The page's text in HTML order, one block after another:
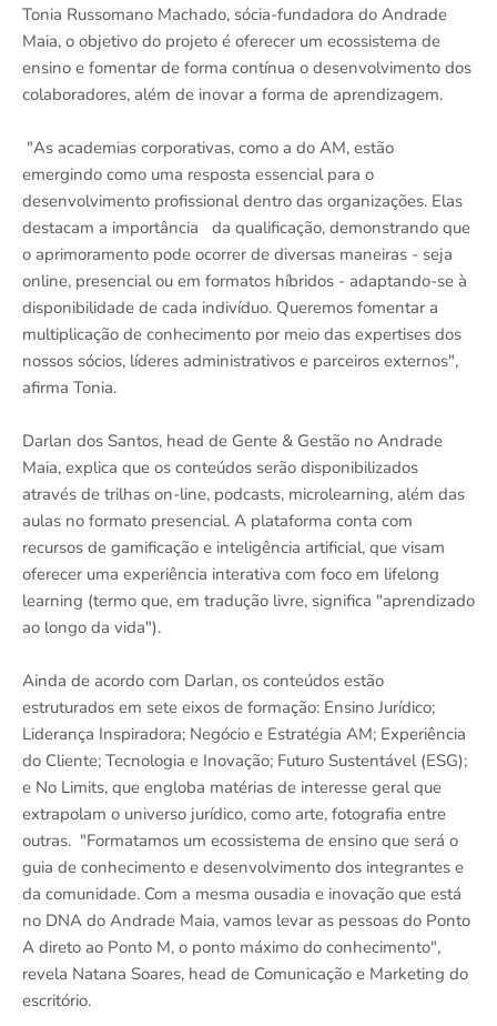
Tonia Russomano Machado, sócia-fundadora do Andrade
Maia, o objetivo do projeto é oferecer um ecossistema de
ensino e fomentar de forma contínua o desenvolvimento dos
colaboradores, além de inovar a forma de aprendizagem.
"As academias corporativas, como a do AM, estão
emergindo como uma resposta essencial para o
desenvolvimento profissional dentro das organizações. Elas
destacam a importância da qualificação, demonstrando que
o aprimoramento pode ocorrer de diversas maneiras - seja
online, presencial ou em formatos híbridos - adaptando-se à
disponibilidade de cada indivíduo. Queremos fomentar a
multiplicação de conhecimento por meio das expertises dos
nossos sócios, líderes administrativos e parceiros externos",
afirma Tonia.
Darlan dos Santos, head de Gente & Gestão no Andrade
Maia, explica que os conteúdos serão disponibilizados
através de trilhas on-line, podcasts, microlearning, além das
aulas no formato presencial. A plataforma conta com
recursos de gamificação e inteligência artificial, que visam
oferecer uma experiência interativa com foco em lifelong
learning (termo que, em tradução livre, significa "aprendizado
ao longo da vida").
Ainda de acordo com Darlan, os conteúdos estão
estruturados em sete eixos de formação: Ensino Jurídico;
Liderança Inspiradora; Negócio e Estratégia AM; Experiência
do Cliente; Tecnologia e Inovação; Futuro Sustentável (ESG);
e No Limits, que engloba matérias de interesse geral que
extrapolam o universo jurídico, como arte, fotografia entre
outras. "Formatamos um ecossistema de ensino que será o
guia de conhecimento e desenvolvimento dos integrantes e
da comunidade. Com a mesma ousadia e inovação que está
no DNA do Andrade Maia, vamos levar as pessoas do Ponto
A direto ao Ponto M, o ponto máximo do conhecimento",
revela Natana Soares, head de Comunicação e Marketing do
escritório.